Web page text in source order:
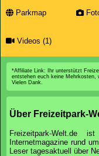
Parkmap
Videos (1)
*Affiliate Link: Ihr unterstützt
entstehen euch keine Mehrkosten,
Vielen Dank.
Über Freizeitpark-
Freizeitpark-Welt.de
Internetmagazine rund
Leser tagesaktuell über